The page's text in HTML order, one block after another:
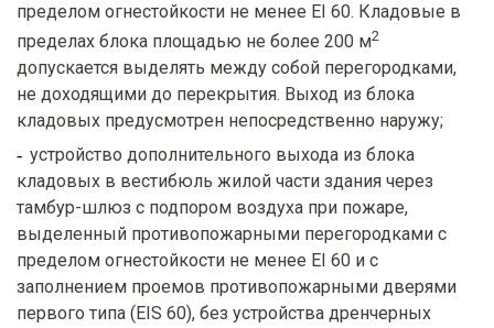
пределом огнестойкости не менее EI 60. Кладовые в
пределах блока площадью не более 200 м2
допускается выделять между собой перегородками,
не доходящими до перекрытия. Выход из блока
кладовых предусмотрен непосредственно наружу;
устройство дополнительного выхода из блока
кладовых в вестибюль жилой части здания через
тамбур-шлюз с подпором воздуха при пожаре,
выделенный противопожарными перегородками с
пределом огнестойкости не менее EI 60 и с
заполнением проемов противопожарными дверями
первого типа (EIS 60), без устройства дренчерных